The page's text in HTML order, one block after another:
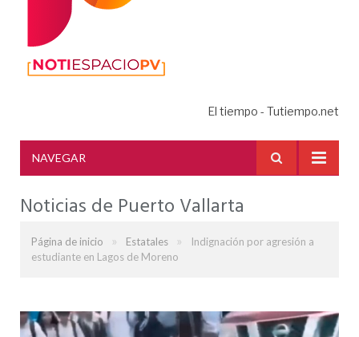
El tiempo - Tutiempo.net
NAVEGAR
Noticias de Puerto Vallarta
Página de inicio » Estatales »
Indignación por agresión a
estudiante en Lagos de Moreno